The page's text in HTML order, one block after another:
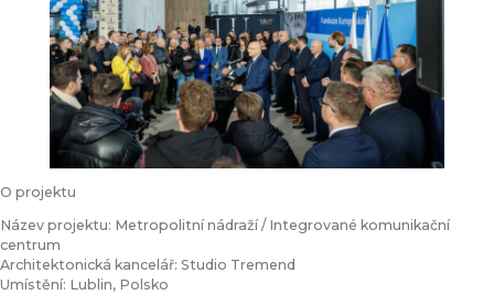
O projektu
Název projektu: Metropolitní nádraží / Integrované komunikační
centrum
Architektonická kancelář: Studio Tremend
Umístění: Lublin, Polsko